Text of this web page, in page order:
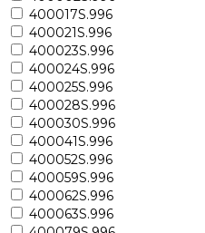
400017S.996
400021S.996
400023S.996
400024S.996
400025S.996
400028S.996
400030S.996
400041S.996
400052S.996
400059S.996
400062S.996
400063S.996